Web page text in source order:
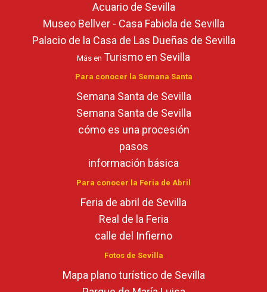
Acuario de Sevilla
Museo Bellver - Casa Fabiola de Sevilla
Palacio de la Casa de Las Dueñas de Sevilla
Más en Turismo en Sevilla
Para conocer la Semana Santa
Semana Santa de Sevilla
Semana Santa de Sevilla
cómo es una procesión
pasos
información básica
Para conocer la Feria de Abril
Feria de abril de Sevilla
Real de la Feria
calle del Infierno
Fotos de Sevilla
Mapa plano turístico de Sevilla